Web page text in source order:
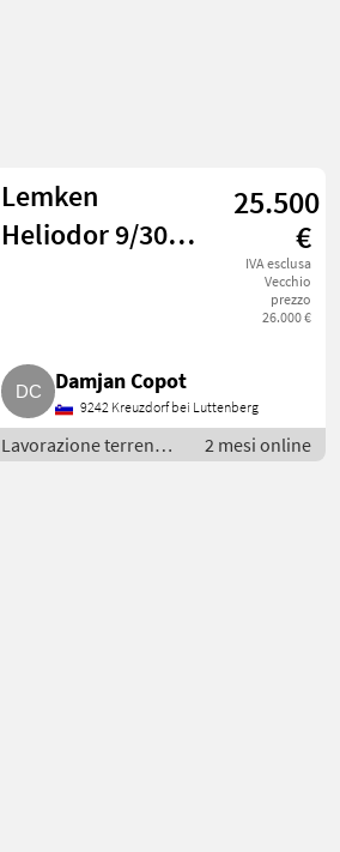
Lemken
Heliodor 9/300,
25.500
€
IVA esclusa
Vecchio
prezzo
26.000 €
Damjan Copot
9242 Kreuzdorf bei Luttenberg
Lavorazione terreno /
Altri attrezzi per
2 mesi online